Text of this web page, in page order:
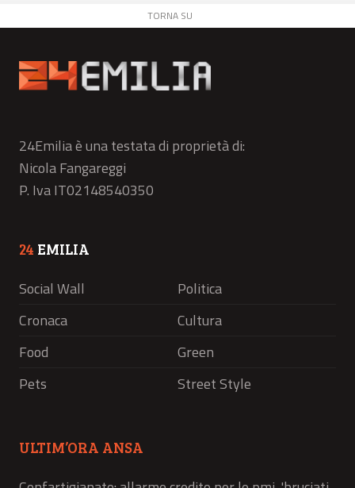
TORNA SU
24Emilia è una testata di proprietà di:
Nicola Fangareggi
P. Iva IT02148540350
24 EMILIA
Social Wall
Politica
Cronaca
Cultura
Food
Green
Pets
Street Style
ULTIM’ORA ANSA